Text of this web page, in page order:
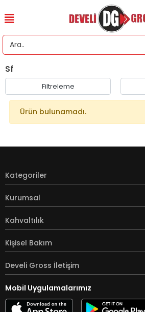
Sf
Filtreleme
Ürün bulunamadı.
Kategoriler
Kurumsal
Kahvaltılık
Kişisel Bakım
Develi Gross İletişim
Mobil Uygulamalarımız